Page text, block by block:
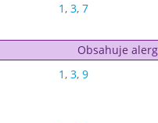
1, 3, 7
Obsahuje
1, 3, 9